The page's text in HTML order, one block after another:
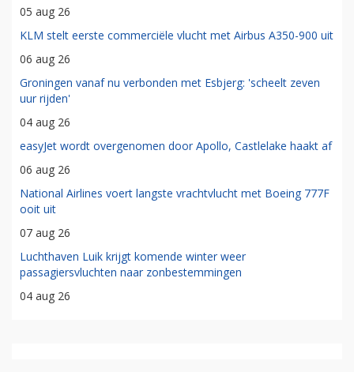
05 aug 26
KLM stelt eerste commerciële vlucht met Airbus A350-900 uit
06 aug 26
Groningen vanaf nu verbonden met Esbjerg: 'scheelt zeven
uur rijden'
04 aug 26
easyJet wordt overgenomen door Apollo, Castlelake haakt af
06 aug 26
National Airlines voert langste vrachtvlucht met Boeing 777F
ooit uit
07 aug 26
Luchthaven Luik krijgt komende winter weer
passagiersvluchten naar zonbestemmingen
04 aug 26